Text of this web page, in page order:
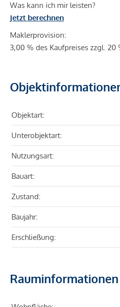
Was kann ich mir leisten?
Jetzt berechnen
Maklerprovision:
3,00 % des Kaufpreises zzgl. 20
Objektart:
Unterobjektart:
Nutzungsart:
Bauart:
Zustand:
Baujahr:
Erschließung:
Rauminformationen